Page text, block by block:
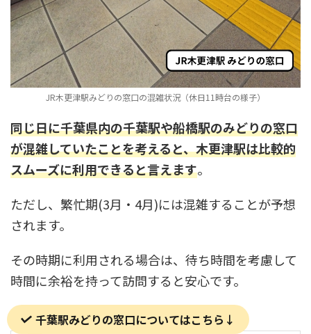
JR木更津駅みどりの窓口の混雑状況（休日11時台の様子）
同じ日に千葉県内の千葉駅や船橋駅のみどりの窓口
が混雑していたことを考えると、木更津駅は比較的
スムーズに利用できると言えます。
ただし、繁忙期(3月・4月)には混雑することが予想
されます。
その時期に利用される場合は、待ち時間を考慮して
時間に余裕を持って訪問すると安心です。
千葉駅みどりの窓口についてはこちら↓